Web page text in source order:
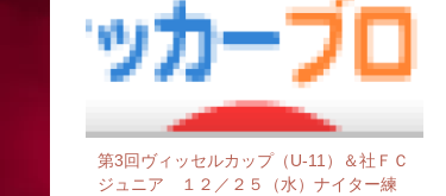
第3回ヴィッセルカップ（U-11）＆社ＦＣ
ジュニア １２／２５（水）ナイター練